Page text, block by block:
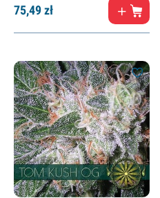
75,49zł